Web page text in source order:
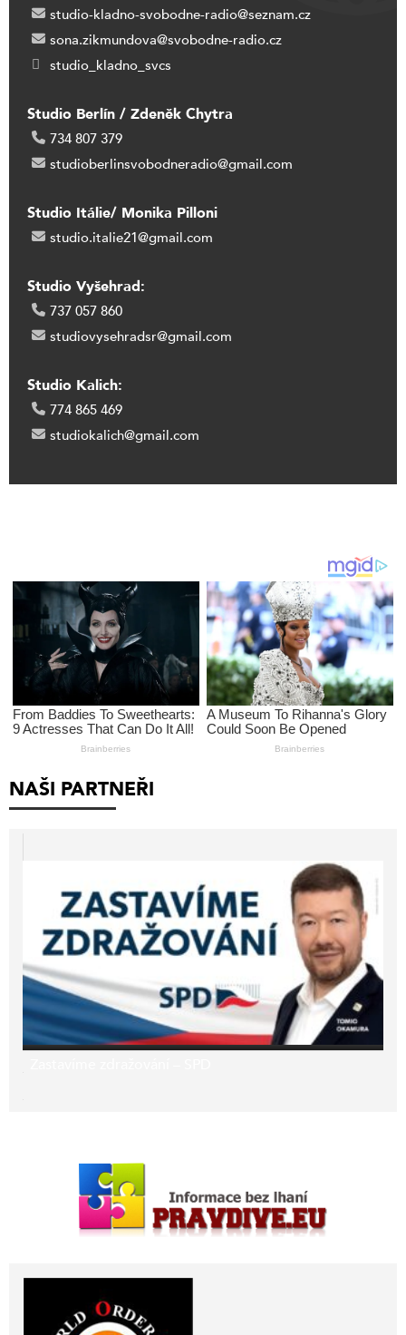
studio-kladno-svobodne-radio@seznam.cz
sona.zikmundova@svobodne-radio.cz
studio_kladno_svcs
Studio Berlín / Zdeněk Chytra
734 807 379
studioberlinsvobodneradio@gmail.com
Studio Itálie/ Monika Pilloni
studio.italie21@gmail.com
Studio Vyšehrad:
737 057 860
studiovysehradsr@gmail.com
Studio Kalich:
774 865 469
studiokalich@gmail.com
NAŠI PARTNEŘI